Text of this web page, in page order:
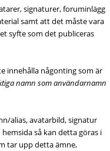
signaturer, foruminlägg
samt att det måste vara
syfte som det publiceras
innehålla någonting som är
namn som användarnamn
alias, avatarbild, signatur
så kan detta göras i
tar upp detta ämne,